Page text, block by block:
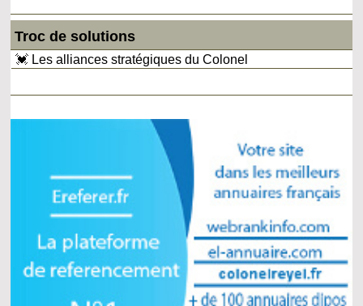
Troc de solutions
💓 Les alliances stratégiques du Colonel